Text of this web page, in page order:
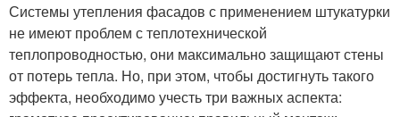
Системы утепления фасадов с применением штукатурки
не имеют проблем с теплотехнической
теплопроводностью, они максимально защищают стены
от потерь тепла. Но, при этом, чтобы достигнуть такого
эффекта, необходимо учесть три важных аспекта: